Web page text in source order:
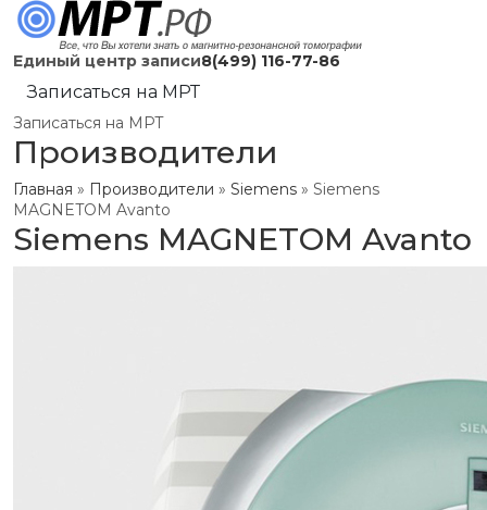
Единый центр записи8(499) 116-77-86
Записаться на МРТ
Записаться на МРТ
Производители
Главная » Производители » Siemens » Siemens
MAGNETOM Avanto
Siemens MAGNETOM Avanto